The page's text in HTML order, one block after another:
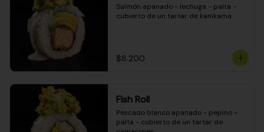
Salmón apanado - lechuga - palta -
cubierto de un tartar de kanikama
$8.200
Fish Roll
Pescado blanco apanado - pepino -
palta - cubierto de un tartar de